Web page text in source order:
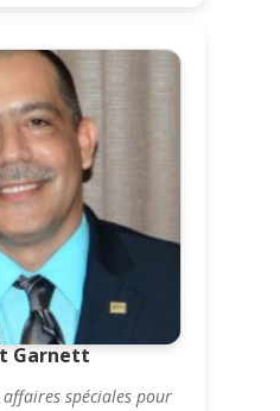
Garnett
spéciales pour